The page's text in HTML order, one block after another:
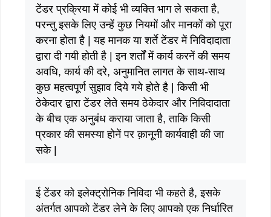
टेंडर प्रक्रिया में कोई भी व्यक्ति भाग ले सकता है,
परन्तु इसके लिए उन्हें कुछ नियमों और मानकों को पूरा
करना होता है | यह मानक या शर्ते टेंडर में निविदादाता
द्वारा दी गयी होती है | इन शर्तों में कार्य करनें की समय
अवधि, कार्य की दरे, अनुमानित लागत के साथ-साथ
कुछ महत्वपूर्ण सुझाव दिये गये होते है | किसी भी
ठेकेदार द्वारा टेंडर लेते समय ठेकेदार और निविदादाता
के बीच एक अनुबंध कराया जाता है, ताकि किसी
प्रकार की समस्या होनें पर क़ानूनी कार्यवाही की जा
सके |
ई टेंडर को इलेक्ट्रोनिक निविदा भी कहते है, इसके
अंतर्गत आपको टेंडर लेने के लिए आपको एक निर्धारित